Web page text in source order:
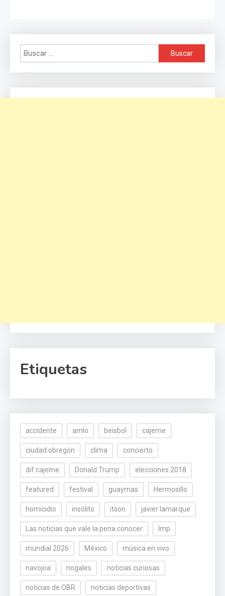
Buscar:
Etiquetas
accidente amlo beisbol cajeme
ciudad obregón clima concierto
dif cajeme Donald Trump elecciones 2018
featured festival guaymas Hermosillo
homicidio insólito itson javier lamarque
Las noticias que vale la pena conocer lmp
mundial 2026 México música en vivo
navojoa nogales noticias curiosas
noticias de OBR noticias deportivas